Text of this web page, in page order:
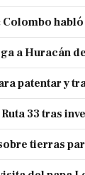
Colombo
a Huracán
patentar y
33 tras
tierras